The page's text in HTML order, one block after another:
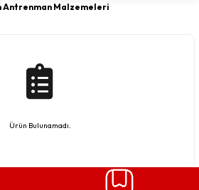
Antrenman Malzemeleri
Ürün Bulunamadı.